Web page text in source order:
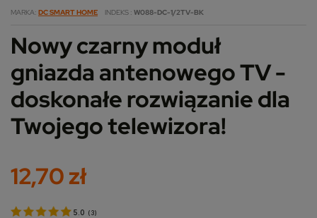
MARKA DC SMART HOME INDEKS W088-DC-1/2TV-BK
Nowy czarny moduł
gniazda antenowego TV -
doskonałe rozwiązanie dla
Twojego telewizora!
12,70 zł
5.0 ( 3)